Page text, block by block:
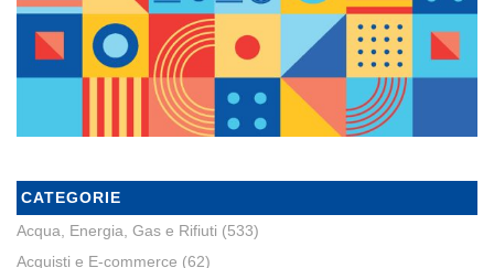
CATEGORIE
Acqua, Energia, Gas e Rifiuti (533)
Acquisti e E-commerce (62)